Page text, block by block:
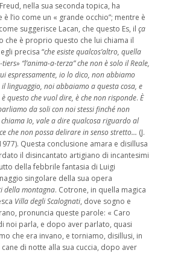
nella sua seconda topica, ha
l’io come un « grande occhio”; mentre è
suggerisce Lacan, che questo Es, il ça
che è proprio questo che lui chiama il
precisa “che esiste qualcos’altro, quella
tiers» “l’anima-a-terza” che non è solo il Reale,
espressamente, io lo dico, non abbiamo
linguaggio, noi abbaiamo a questa cosa, e
è questo che vuol dire, è che non risponde. È
da soli con noi stessi finché non
chiama Io, vale a dire qualcosa riguardo al
che non possa delirare in senso stretto… (J.
Questa conclusione amara e disillusa
il disincantato artigiano di incantesimi
della febbrile fantasia di Luigi
singolare della sua opera
della montagna. Cotrone, in quella magica
Villa degli Scalognati, dove sogno e
pronuncia queste parole: « Caro
noi parla, e dopo aver parlato, quasi
che era invano, e torniamo, disillusi, in
di notte alla sua cuccia, dopo aver